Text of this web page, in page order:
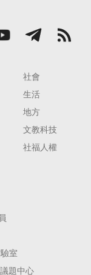
社會
生活
地方
文教科技
社福人權
室
題中心